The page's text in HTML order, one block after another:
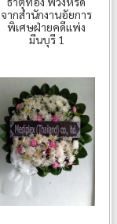
จากสำนักงานอัยการ
พิเศษฝ่ายคดีแพ่ง
มีนบุรี 1